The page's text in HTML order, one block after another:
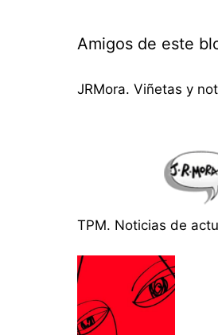
Amigos de este
JRMora. Viñetas y
TPM. Noticias de